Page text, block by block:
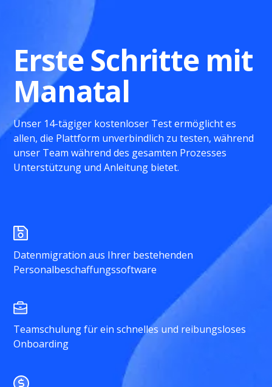
Erste Schritte mit
Manatal
Unser 14-tägiger kostenloser Test ermöglicht es
allen, die Plattform unverbindlich zu testen, während
unser Team während des gesamten Prozesses
Unterstützung und Anleitung bietet.
Datenmigration aus Ihrer bestehenden
Personalbeschaffungssoftware
Teamschulung für ein schnelles und reibungsloses
Onboarding